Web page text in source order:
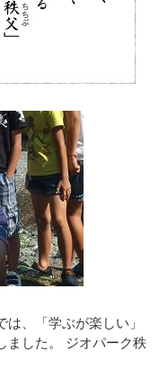
、「学ぶが楽しい」
ました。 ジオパーク秩